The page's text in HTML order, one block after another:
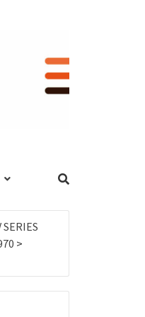
SERIES
>